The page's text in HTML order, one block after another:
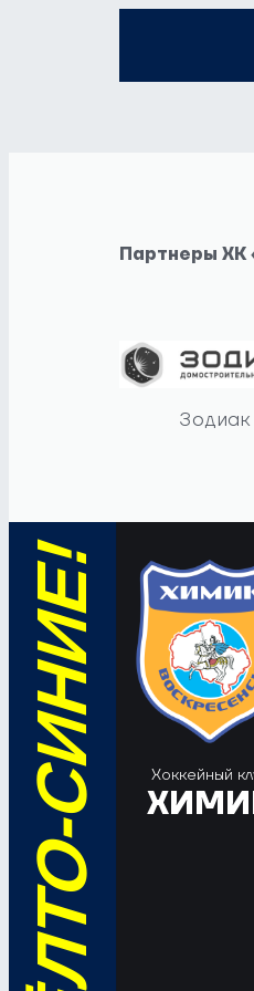
Партнеры ХК
Зодиак
Хоккейный